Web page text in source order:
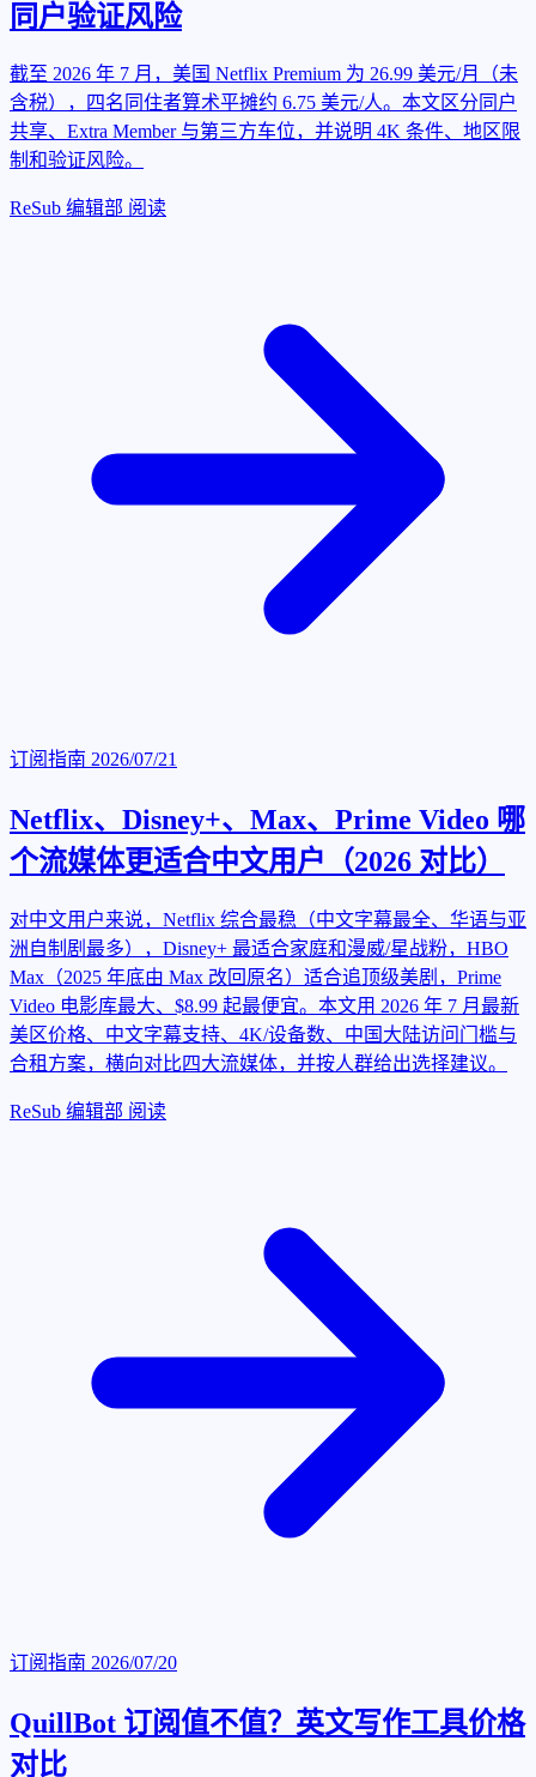
同户验证风险
截至 2026 年 7 月，美国 Netflix Premium 为 26.99 美元/月（未
含税），四名同住者算术平摊约 6.75 美元/人。本文区分同户
共享、Extra Member 与第三方车位，并说明 4K 条件、地区限
制和验证风险。
ReSub 编辑部 阅读
订阅指南 2026/07/21
Netflix、Disney+、Max、Prime Video 哪
个流媒体更适合中文用户（2026 对比）
对中文用户来说，Netflix 综合最稳（中文字幕最全、华语与亚
洲自制剧最多），Disney+ 最适合家庭和漫威/星战粉，HBO
Max（2025 年底由 Max 改回原名）适合追顶级美剧，Prime
Video 电影库最大、$8.99 起最便宜。本文用 2026 年 7 月最新
美区价格、中文字幕支持、4K/设备数、中国大陆访问门槛与
合租方案，横向对比四大流媒体，并按人群给出选择建议。
ReSub 编辑部 阅读
订阅指南 2026/07/20
QuillBot 订阅值不值？英文写作工具价格
对比